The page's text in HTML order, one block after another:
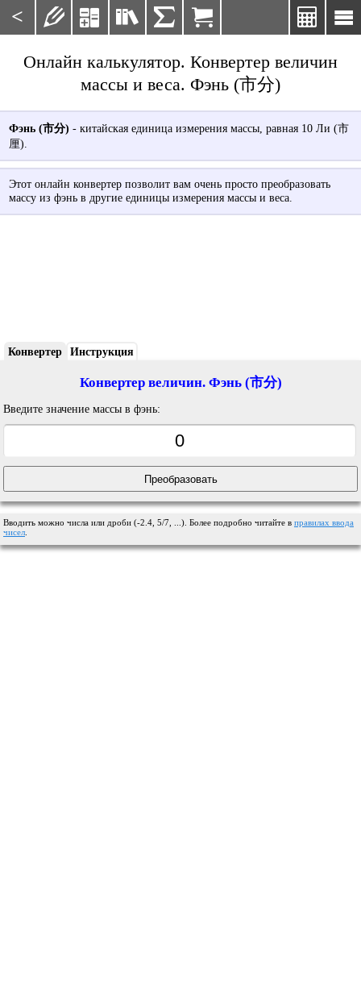
< 

    
Онлайн калькулятор. Конвертер величин
массы и веса. Фэнь (市分)
Фэнь (市分) - китайская единица измерения массы, равная 10 Ли (市
厘).
Этот онлайн конвертер позволит вам очень просто преобразовать
массу из фэнь в другие единицы измерения массы и веса.
Конвертер Инструкция
Конвертер величин. Фэнь (市分)
Введите значение массы в фэнь:
Вводить можно числа или дроби (-2.4, 5/7, ...). Более подробно читайте в правилах ввода
чисел